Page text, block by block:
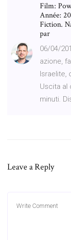
Film:
Année:
Fiction.
par
06/04/
azione,
Israelite,
Uscita al
minuti.
Leave a Reply